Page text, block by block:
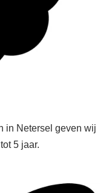
in Netersel geven wij
tot 5 jaar.